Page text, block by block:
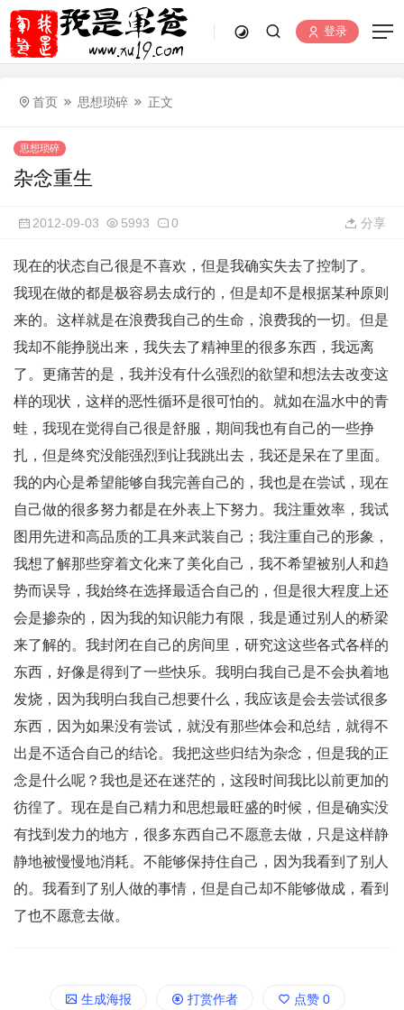
登录
首页 思想琐碎 正文
思想琐碎
杂念重生
2012-09-03 5993 0 分享
现在的状态自己很是不喜欢，但是我确实失去了控制了。
我现在做的都是极容易去成行的，但是却不是根据某种原则
来的。这样就是在浪费我自己的生命，浪费我的一切。但是
我却不能挣脱出来，我失去了精神里的很多东西，我远离
了。更痛苦的是，我并没有什么强烈的欲望和想法去改变这
样的现状，这样的恶性循环是很可怕的。就如在温水中的青
蛙，我现在觉得自己很是舒服，期间我也有自己的一些挣
扎，但是终究没能强烈到让我跳出去，我还是呆在了里面。
我的内心是希望能够自我完善自己的，我也是在尝试，现在
自己做的很多努力都是在外表上下努力。我注重效率，我试
图用先进和高品质的工具来武装自己；我注重自己的形象，
我想了解那些穿着文化来了美化自己，我不希望被别人和趋
势而误导，我始终在选择最适合自己的，但是很大程度上还
会是掺杂的，因为我的知识能力有限，我是通过别人的桥梁
来了解的。我封闭在自己的房间里，研究这这些各式各样的
东西，好像是得到了一些快乐。我明白我自己是不会执着地
发烧，因为我明白我自己想要什么，我应该是会去尝试很多
东西，因为如果没有尝试，就没有那些体会和总结，就得不
出是不适合自己的结论。我把这些归结为杂念，但是我的正
念是什么呢？我也是还在迷茫的，这段时间我比以前更加的
彷徨了。现在是自己精力和思想最旺盛的时候，但是确实没
有找到发力的地方，很多东西自己不愿意去做，只是这样静
静地被慢慢地消耗。不能够保持住自己，因为我看到了别人
的。我看到了别人做的事情，但是自己却不能够做成，看到
了也不愿意去做。
生成海报 打赏作者 点赞 0